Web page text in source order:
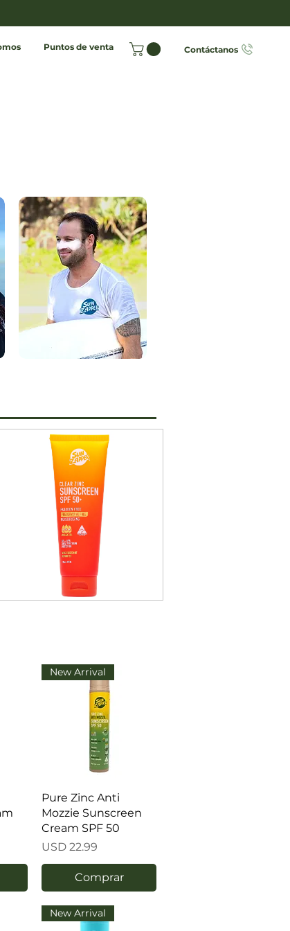
Puntos de venta Contáctanos
New Arrival
Pure Zinc Anti
Mozzie Sunscreen
Cream SPF 50
Precio
USD 22.99
Comprar
New Arrival